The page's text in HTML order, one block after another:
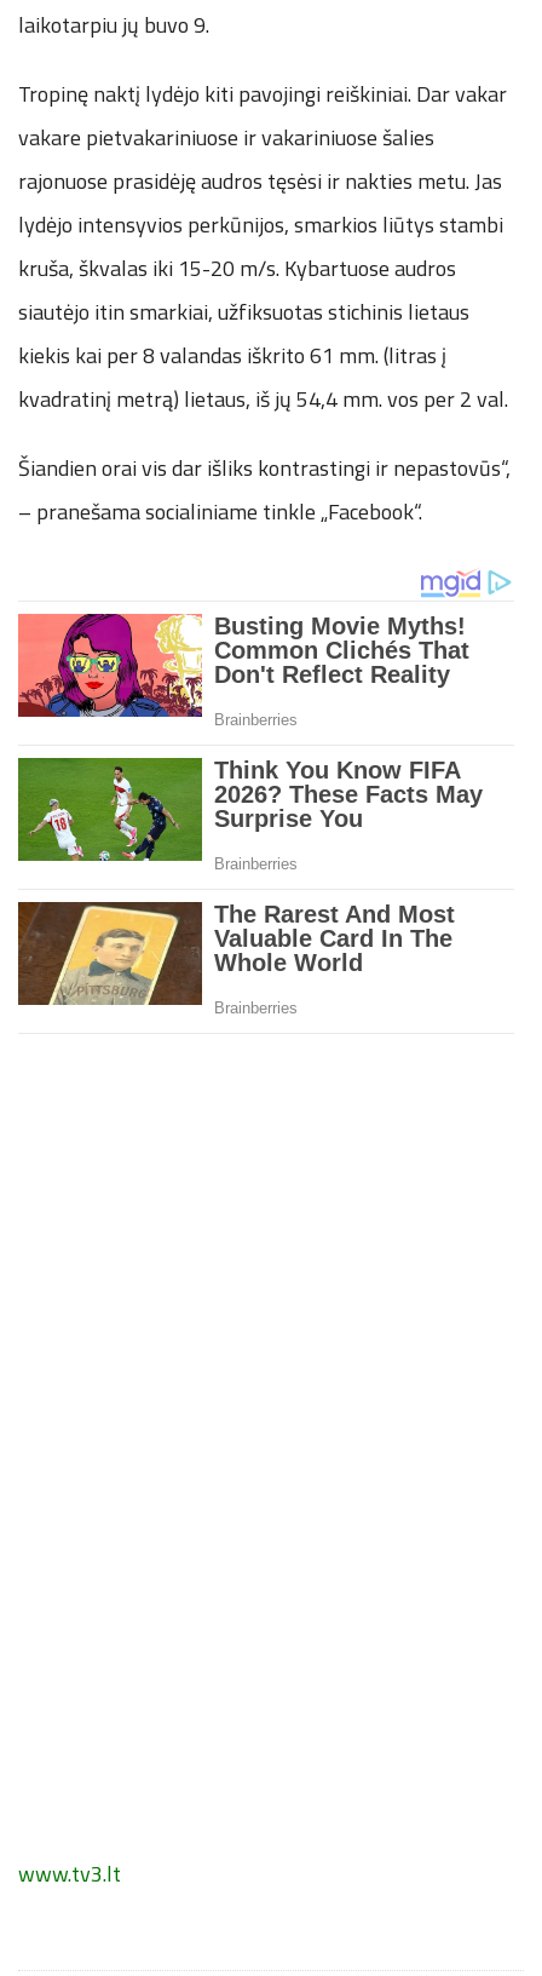
laikotarpiu jų buvo 9.
Tropinę naktį lydėjo kiti pavojingi reiškiniai. Dar vakar
vakare pietvakariniuose ir vakariniuose šalies
rajonuose prasidėję audros tęsėsi ir nakties metu. Jas
lydėjo intensyvios perkūnijos, smarkios liūtys stambi
kruša, škvalas iki 15-20 m/s. Kybartuose audros
siautėjo itin smarkiai, užfiksuotas stichinis lietaus
kiekis kai per 8 valandas iškrito 61 mm. (litras į
kvadratinį metrą) lietaus, iš jų 54,4 mm. vos per 2 val.
Šiandien orai vis dar išliks kontrastingi ir nepastovūs“,
– pranešama socialiniame tinkle „Facebook“.
www.tv3.lt